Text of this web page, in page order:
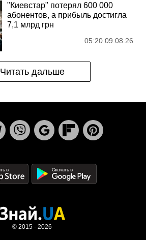
"Киевстар" потерял 600 000
абонентов, а прибыль достигла
7,1 млрд грн
05:20 09.08.26
Читать дальше
© 2015 - 2026